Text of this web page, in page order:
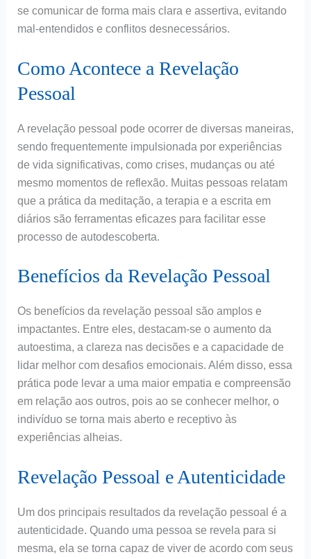
se comunicar de forma mais clara e assertiva, evitando
mal-entendidos e conflitos desnecessários.
Como Acontece a Revelação
Pessoal
A revelação pessoal pode ocorrer de diversas maneiras,
sendo frequentemente impulsionada por experiências
de vida significativas, como crises, mudanças ou até
mesmo momentos de reflexão. Muitas pessoas relatam
que a prática da meditação, a terapia e a escrita em
diários são ferramentas eficazes para facilitar esse
processo de autodescoberta.
Benefícios da Revelação Pessoal
Os benefícios da revelação pessoal são amplos e
impactantes. Entre eles, destacam-se o aumento da
autoestima, a clareza nas decisões e a capacidade de
lidar melhor com desafios emocionais. Além disso, essa
prática pode levar a uma maior empatia e compreensão
em relação aos outros, pois ao se conhecer melhor, o
indivíduo se torna mais aberto e receptivo às
experiências alheias.
Revelação Pessoal e Autenticidade
Um dos principais resultados da revelação pessoal é a
autenticidade. Quando uma pessoa se revela para si
mesma, ela se torna capaz de viver de acordo com seus